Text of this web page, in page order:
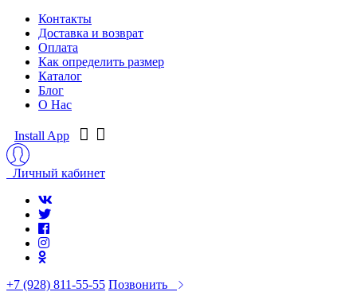
Контакты
Доставка и возврат
Оплата
Как определить размер
Каталог
Блог
О Нас
Install App
Личный кабинет
+7 (928) 811-55-55 Позвонить